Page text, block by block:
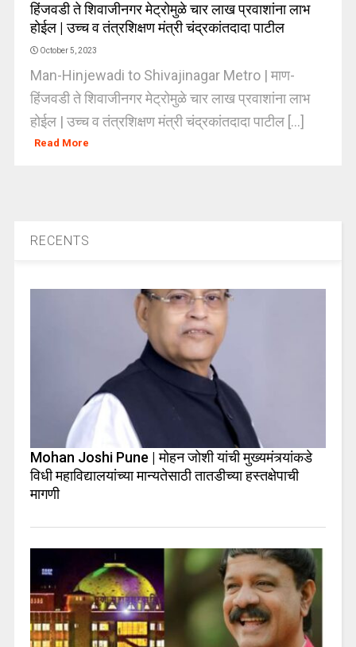
हिंजवडी ते शिवाजीनगर मेट्रोमुळे चार लाख प्रवाशांना लाभ
होईल | उच्च व तंत्रशिक्षण मंत्री चंद्रकांतदादा पाटील
October 5, 2023
Man-Hinjewadi to Shivajinagar Metro | माण-
हिंजवडी ते शिवाजीनगर मेट्रोमुळे चार लाख प्रवाशांना लाभ
होईल | उच्च व तंत्रशिक्षण मंत्री चंद्रकांतदादा पाटील [...]
Read More
RECENTS
Mohan Joshi Pune | मोहन जोशी यांची मुख्यमंत्र्यांकडे
विधी महाविद्यालयांच्या मान्यतेसाठी तातडीच्या हस्तक्षेपाची
मागणी